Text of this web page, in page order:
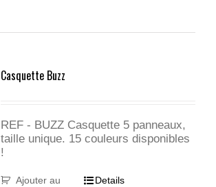
Casquette Buzz
REF - BUZZ Casquette 5 panneaux,
taille unique. 15 couleurs disponibles
!
Ajouter au
Details